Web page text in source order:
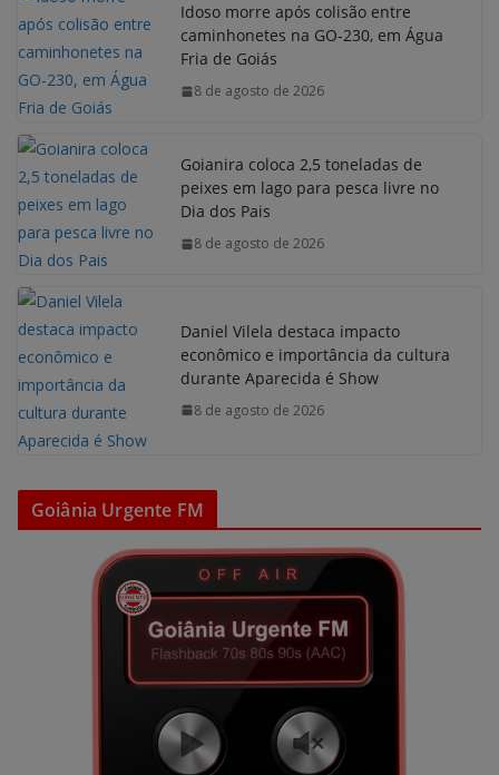
Idoso morre após colisão entre
caminhonetes na GO-230, em Água
Fria de Goiás
8 de agosto de 2026
Goianira coloca 2,5 toneladas de
peixes em lago para pesca livre no
Dia dos Pais
8 de agosto de 2026
Daniel Vilela destaca impacto
econômico e importância da cultura
durante Aparecida é Show
8 de agosto de 2026
Goiânia Urgente FM